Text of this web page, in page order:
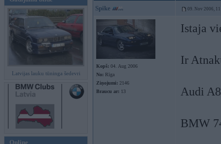
Latvijas lauku tūninga šedevri
Online
Spike 09. Nov 2006,
Kopš: 04. Aug 2006
No: Rīga
Ziņojumi: 2146
Braucu ar: 13
Istaja
Ir
Audi
BMW